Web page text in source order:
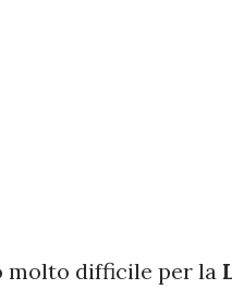
molto difficile per la